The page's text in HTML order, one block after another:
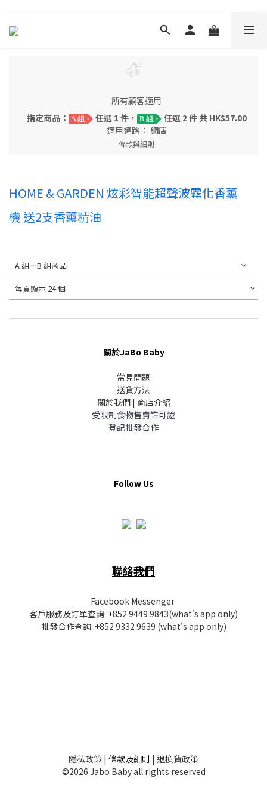
所有顧客適用
指定商品：
A 組 任選 1 件， B 組
任選 2 件 共 HK$57.00
適用通路： 網店
條款與細則
HOME & GARDEN 炫彩智能超聲波霧化香薰
機 送2支香薰精油
A 組＋B 組商品
每頁顯示 24 個
關於JaBo Baby
常見問題
送貨方法
關於我們 | 商店介紹
受限制食物售賣許可證
登記批發合作
Follow Us
聯絡我們
Facebook Messenger
客戶服務及訂單查詢: +852 9449 9843(what's app only)
批發合作查詢: +852 9332 9639 (what's app only)
隱私政策 | 條款及細則 | 退換貨政策
©2026 Jabo Baby all rights reserved